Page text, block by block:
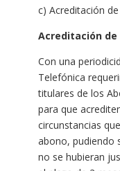
c) Acreditación
Acreditación
Con una
Telefónica
titulares de los
para que
circunstancias
abono, pudiendo
no se hubieran